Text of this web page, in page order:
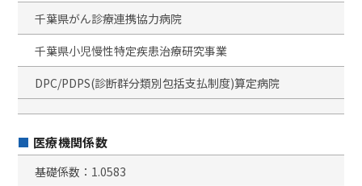
千葉県がん診療連携協力病院
千葉県小児慢性特定疾患治療研究事業
DPC/PDPS(診断群分類別包括支払制度)算定病院
医療機関係数
基礎係数：1.0583